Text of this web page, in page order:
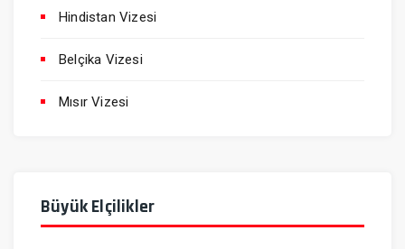
Hindistan Vizesi
Belçika Vizesi
Mısır Vizesi
Büyük Elçilikler